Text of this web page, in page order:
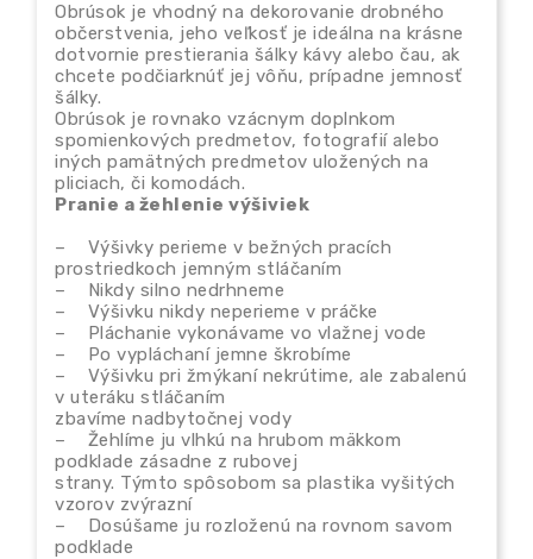
Obrúsok je vhodný na dekorovanie drobného
občerstvenia, jeho veľkosť je ideálna na krásne
dotvornie prestierania šálky kávy alebo čau, ak
chcete podčiarknúť jej vôňu, prípadne jemnosť
šálky.
Obrúsok je rovnako vzácnym doplnkom
spomienkových predmetov, fotografií alebo
iných pamätných predmetov uložených na
pliciach, či komodách.
Pranie a žehlenie výšiviek
– Výšivky perieme v bežných pracích
prostriedkoch jemným stláčaním
– Nikdy silno nedrhneme
– Výšivku nikdy neperieme v práčke
– Pláchanie vykonávame vo vlažnej vode
– Po vypláchaní jemne škrobíme
– Výšivku pri žmýkaní nekrútime, ale zabalenú
v uteráku stláčaním
zbavíme nadbytočnej vody
– Žehlíme ju vlhkú na hrubom mäkkom
podklade zásadne z rubovej
strany. Týmto spôsobom sa plastika vyšitých
vzorov zvýrazní
– Dosúšame ju rozloženú na rovnom savom
podklade